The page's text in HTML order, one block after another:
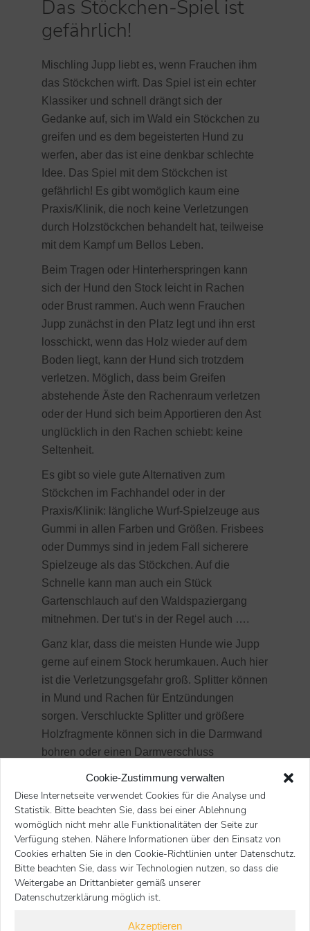
Cookie-Zustimmung verwalten
Diese Internetseite verwendet Cookies für die Analyse und
Statistik. Bitte beachten Sie, dass bei einer Ablehnung
womöglich nicht mehr alle Funktionalitäten der Seite zur
Verfügung stehen. Nähere Informationen über den Einsatz von
Cookies erhalten Sie in den Cookie-Richtlinien unter Datenschutz.
Bitte beachten Sie, dass wir Technologien nutzen, so dass die
Weitergabe an Drittanbieter gemäß unserer
Datenschutzerklärung möglich ist.
Akzeptieren
Das Stöckchen-Spiel ist
gefährlich!
Mischling Jupp liebt es, wenn Frauchen ihm
das Stöckchen wirft. Das Spiel ist ein echter
Klassiker und schnell drängt sich der
Gedanke auf, sich im Wald ein Stöckchen zu
greifen und es dem begeisterten Hund zu
werfen, aber das ist eine denkbar schlechte
Idee. Das Spiel mit dem Stöckchen ist
gefährlich! Es gibt womöglich kaum eine
Praxis/Klinik, die noch keine Verletzungen
durch Holzstöckchen behandelt hat, teilweise
mit dem Kampf um Bellos Leben.
Beim Tragen oder Hinterherspringen kann
sich der Hund den Stock leicht in Rachen
oder Brust rammen. Auch wenn Frauchen
Jupp zunächst in den Platz legt und ihn erst
losschickt, wenn das Holz wieder auf dem
Boden liegt, kann der Hund sich trotzdem
verletzen. Möglich, dass beim Greifen
abstehende Äste den Rachenraum verletzen
oder der Hund sich beim Apportieren den Ast
unglücklich in den Rachen schiebt: keine
Seltenheit.
Es gibt so viele gute Alternativen zum
Stöckchen im Fachhandel oder in der
Praxis/Klinik: längliche Wurf-Spielzeuge aus
Gummi in allen Farben und Größen. Frisbees
oder Dummys sind in jedem Fall sicherere
Spielzeuge als das Stöckchen. Auf die
Schnelle kann man auch ein Stück
Gartenschlauch auf den Waldspaziergang
mitnehmen. Der tut‘s in der Regel auch ….
Ganz klar, dass die meisten Hunde wie Jupp
gerne auf einem Stock herumkauen. Auch hier
ist die Verletzungsgefahr groß. Splitter können
in Mund und Rachen für Entzündungen
sorgen. Verschluckte Splitter und größere
Holzfragmente können sich in die Darmwand
bohren oder einen Darmverschluss
oder Goldregen können Ihrem Tier schaden.
Treten Vergiftungssymptome wie Speicheln,
Erbrechen und Atemnot auf, bringen Sie Ihr
Tier umgehend in die Praxis/Klinik.